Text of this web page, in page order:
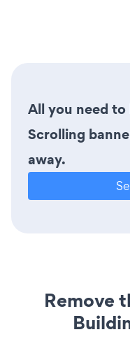
All you need
Scrolling
away.
Remove